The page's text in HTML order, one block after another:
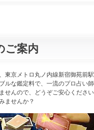
ご案内
東京メトロ丸ノ内線新宿御苑前
な鑑定料で、一流のプロ占い
んので、どうぞご安心ください
ませんか？